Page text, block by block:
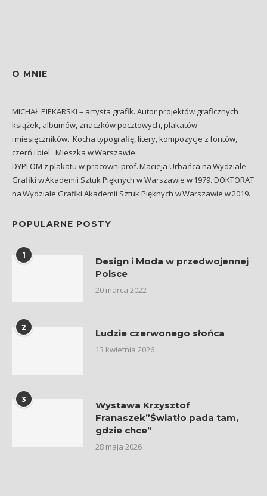
O MNIE
MICHAŁ PIEKARSKI – artysta grafik. Autor projektów graficznych
książek, albumów, znaczków pocztowych, plakatów
i miesięczników. Kocha typografię, litery, kompozycje z fontów,
czerń i biel. Mieszka w Warszawie.
DYPLOM z plakatu w pracowni prof. Macieja Urbańca na Wydziale
Grafiki w Akademii Sztuk Pięknych w Warszawie w 1979. DOKTORAT
na Wydziale Grafiki Akademii Sztuk Pięknych w Warszawie w 2019.
POPULARNE POSTY
1
Design i Moda w przedwojennej
Polsce
20 marca 2022
2 Ludzie czerwonego słońca
13 kwietnia 2026
3
Wystawa Krzysztof
Franaszek”Światło pada tam,
gdzie chce”
28 maja 2026